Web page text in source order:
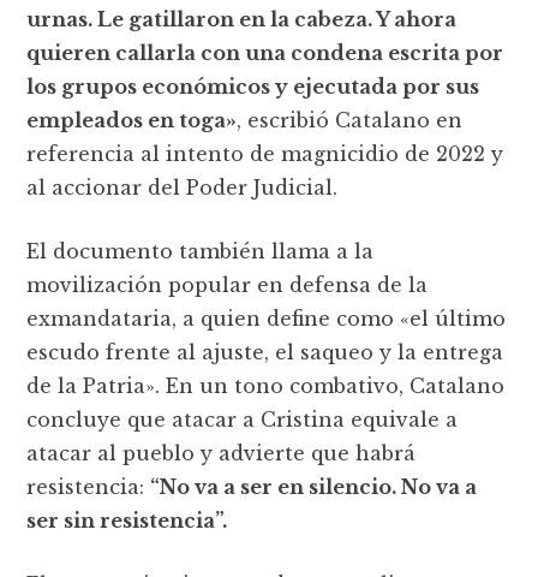
urnas. Le gatillaron en la cabeza. Y ahora
quieren callarla con una condena escrita por
los grupos económicos y ejecutada por sus
empleados en toga», escribió Catalano en
referencia al intento de magnicidio de 2022 y
al accionar del Poder Judicial.
El documento también llama a la
movilización popular en defensa de la
exmandataria, a quien define como «el último
escudo frente al ajuste, el saqueo y la entrega
de la Patria». En un tono combativo, Catalano
concluye que atacar a Cristina equivale a
atacar al pueblo y advierte que habrá
resistencia: “No va a ser en silencio. No va a
ser sin resistencia”.